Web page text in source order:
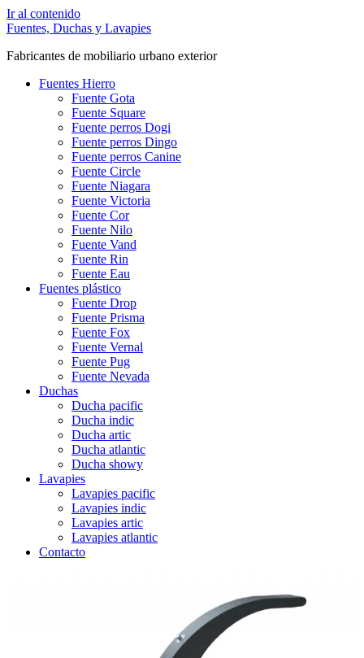
Ir al contenido
Fuentes, Duchas y Lavapies
Fabricantes de mobiliario urbano exterior
Fuentes Hierro
Fuente Gota
Fuente Square
Fuente perros Dogi
Fuente perros Dingo
Fuente perros Canine
Fuente Circle
Fuente Niagara
Fuente Victoria
Fuente Cor
Fuente Nilo
Fuente Vand
Fuente Rin
Fuente Eau
Fuentes plástico
Fuente Drop
Fuente Prisma
Fuente Fox
Fuente Vernal
Fuente Pug
Fuente Nevada
Duchas
Ducha pacific
Ducha indic
Ducha artic
Ducha atlantic
Ducha showy
Lavapies
Lavapies pacific
Lavapies indic
Lavapies artic
Lavapies atlantic
Contacto